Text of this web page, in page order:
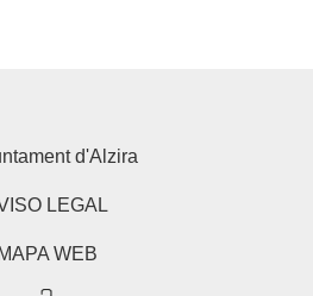
d'Alzira
LEGAL
MAPA WEB